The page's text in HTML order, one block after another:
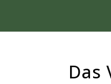
Das